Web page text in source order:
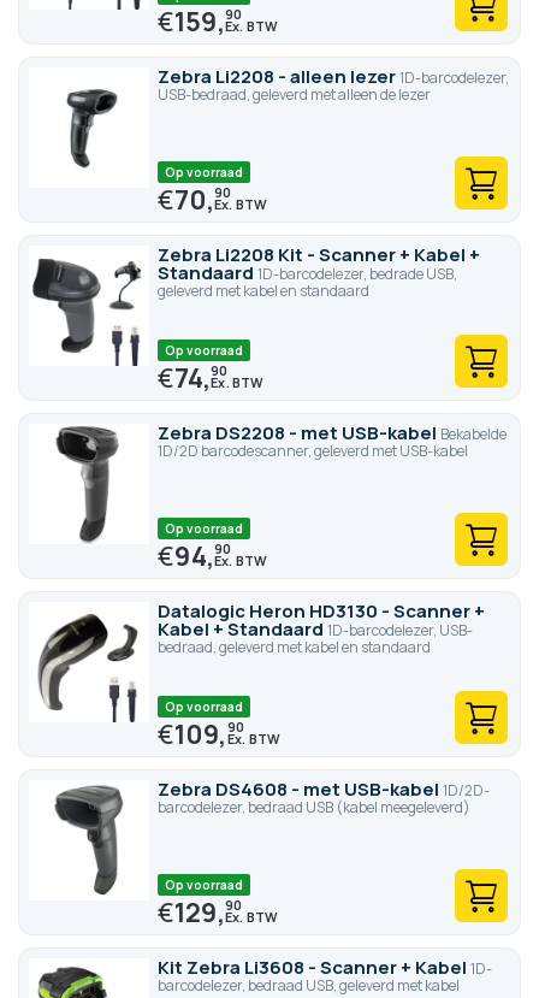
€159,90
Zebra Li2208 - alleen lezer1D-barcodelezer,
USB-bedraad, geleverd met alleen de lezer
Op voorraad
€70,90
Zebra Li2208 Kit - Scanner + Kabel +
Standaard 1D-barcodelezer, bedrade USB,
geleverd met kabel en standaard
Op voorraad
€74,90
Zebra DS2208 - met USB-kabel Bekabelde
1D/2D barcodescanner, geleverd met USB-kabel
Op voorraad
€94,90
Datalogic Heron HD3130 - Scanner +
Kabel + Standaard 1D-barcodelezer, USB-
bedraad, geleverd met kabel en standaard
Op voorraad
€109,90
Zebra DS4608 - met USB-kabel 1D/2D-
barcodelezer, bedraad USB (kabel meegeleverd)
Op voorraad
€129,90
Kit Zebra Li3608 - Scanner + Kabel 1D-
barcodelezer, bedraad USB, geleverd met kabel